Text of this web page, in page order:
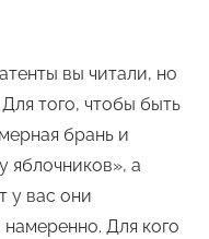
вы читали, но
того, чтобы быть
брань и
яблочников», а
у вас они
Для кого